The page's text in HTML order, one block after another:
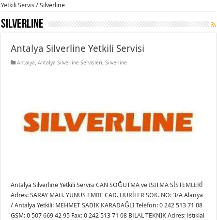
Yetkili Servis / Silverline
Silverline
Antalya Silverline Yetkili Servisi
Antalya,Antalya Silverline Servisleri,Silverline
Antalya Silverline Yetkili Servisi CAN SOĞUTMA ve ISITMA SİSTEMLERİ
Adres: SARAY MAH. YUNUS EMRE CAD. HURİLER SOK. NO: 3/A Alanya
/ Antalya Yetkili: MEHMET SADIK KARADAĞLI Telefon: 0 242 513 71 08
GSM: 0 507 669 42 95 Fax: 0 242 513 71 08 BİLAL TEKNIK Adres: İstıklal